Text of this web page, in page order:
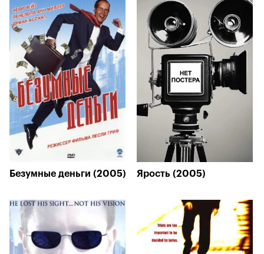
Безумные деньги (2005) Ярость (2005)